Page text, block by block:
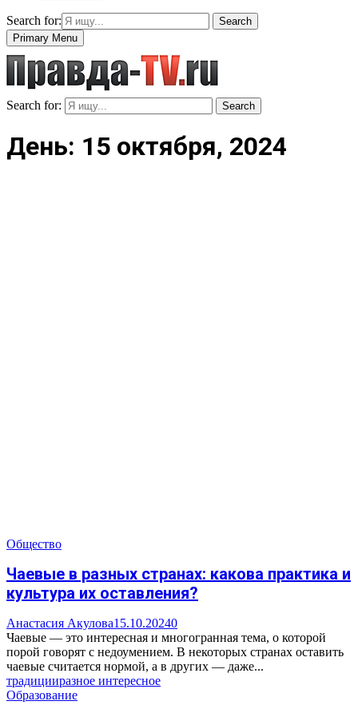
Search for:
Search
Primary Menu
Search for: Search
День: 15 октября, 2024
Общество
Чаевые в разных странах: какова практика и
культура их оставления?
Анастасия Акулова15.10.20240
Чаевые — это интересная и многогранная тема, о которой
порой говорят с недоумением. В некоторых странах оставить
чаевые считается нормой, а в других — даже...
традицииразное интересное
Образование